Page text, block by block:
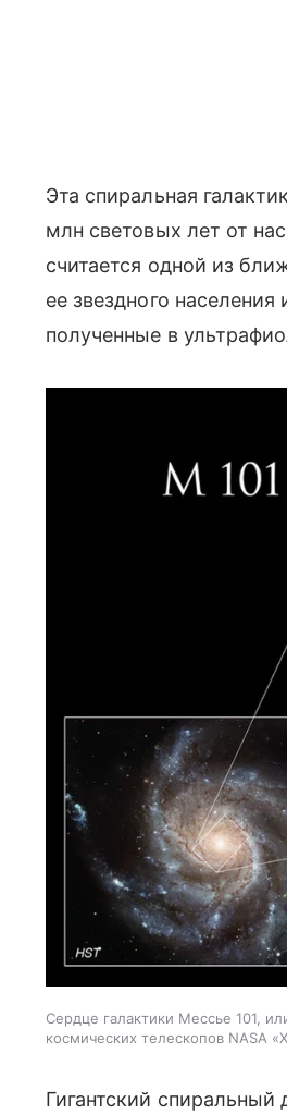
Эта спиральная
млн световых лет от
считается одной из
ее звездного
полученные в
Сердце галактики Мессье 101,
космических телескопов NASA
Гигантский